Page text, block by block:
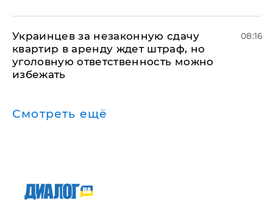
Украинцев за незаконную сдачу
квартир в аренду ждет штраф, но
уголовную ответственность можно
избежать
08:16
Смотреть ещё